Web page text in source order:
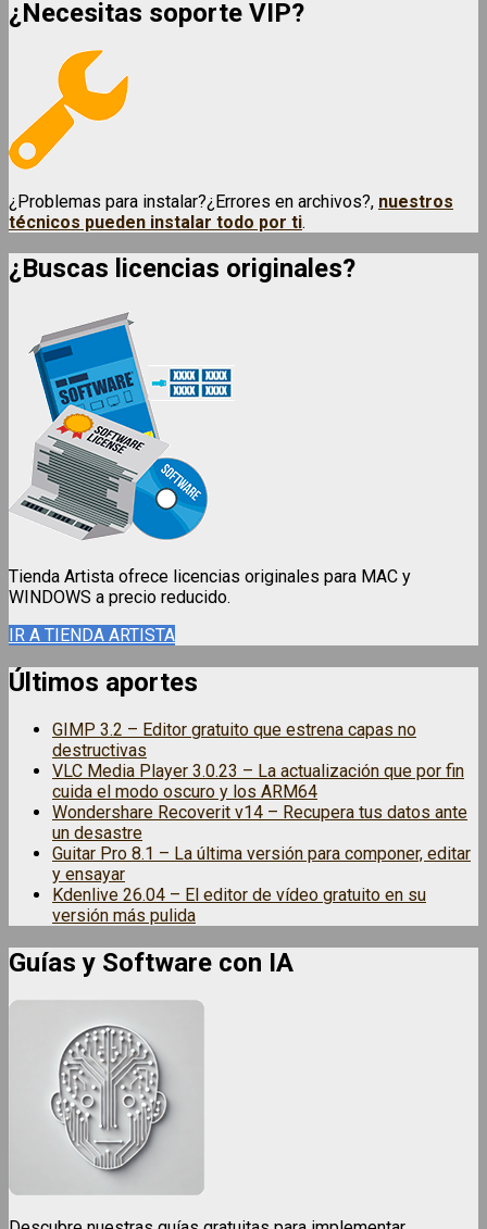
¿Necesitas soporte VIP?
¿Problemas para instalar?¿Errores en archivos?, nuestros
técnicos pueden instalar todo por ti.
¿Buscas licencias originales?
Tienda Artista ofrece licencias originales para MAC y
WINDOWS a precio reducido.
IR A TIENDA ARTISTA
Últimos aportes
GIMP 3.2 – Editor gratuito que estrena capas no
destructivas
VLC Media Player 3.0.23 – La actualización que por fin
cuida el modo oscuro y los ARM64
Wondershare Recoverit v14 – Recupera tus datos ante
un desastre
Guitar Pro 8.1 – La última versión para componer, editar
y ensayar
Kdenlive 26.04 – El editor de vídeo gratuito en su
versión más pulida
Guías y Software con IA